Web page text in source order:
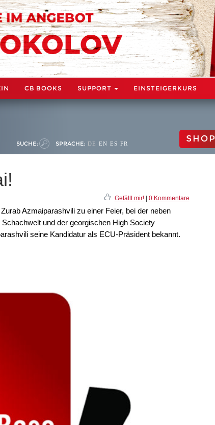
CB BOOKS SUPPORT EINSTEIGERKURS
SUCHE: SPRACHE: DE EN ES FR SHOP
Gefällt mir!| 0 Kommentare
Azmaiparashvili zu einer Feier, bei der neben
und der georgischen High Society
seine Kandidatur als ECU-Präsident bekannt.